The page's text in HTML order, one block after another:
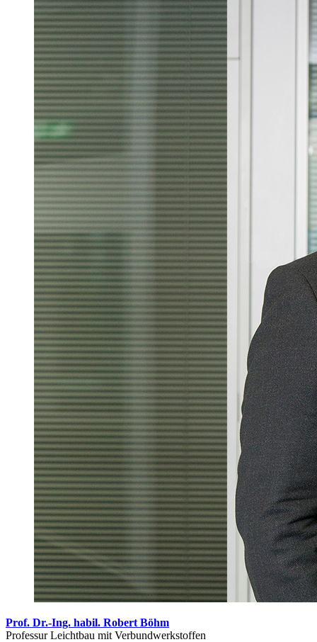
Prof. Dr.-Ing. habil. Robert Böhm
Professur Leichtbau mit Verbundwerkstoffen